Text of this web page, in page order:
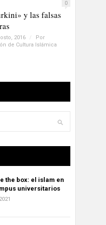
0
y las falsas
2016 /
Por
de Cultura Islámica
the box: el islam en
universitarios